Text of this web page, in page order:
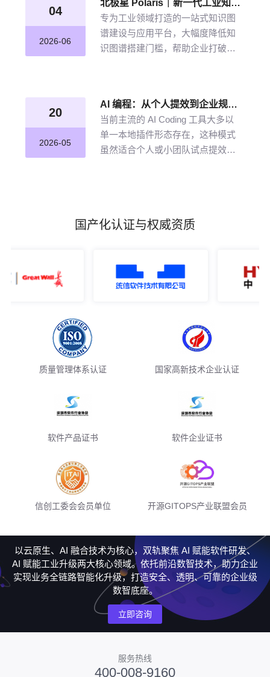
04
2026-06
北极星 Polaris｜新一代工业知识图谱智能管理平台，点亮工业知识智能之路
专为工业领域打造的一站式知识图
谱建设与应用平台，大幅度降低知
识图谱搭建门槛，帮助企业打破数
推理能力，打造企业级智能决策新
引擎，赋能企业沉淀高质量的知识
并应用。
20
2026-05
AI 编程：从个人提效到企业规模化落地的破局之道
当前主流的 AI Coding 工具大多以
单一本地插件形态存在，这种模式
虽然适合个人或小团队试点提效，
国产化认证与权威资质
质量管理体系认证 国家高新技术企业认证
软件产品证书 软件企业证书
信创工委会会员单位 开源GITOPS产业联盟会员
以云原生、AI 融合技术为核心，双轨聚焦 AI 赋能软件研发、
AI 赋能工业升级两大核心领域。依托前沿数智技术，助力企业
实现业务全链路智能化升级，打造安全、透明、可靠的企业级
数智底座。
立即咨询
服务热线
400-008-9160